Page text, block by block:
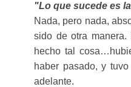
"Lo que sucede es
Nada, pero nada,
sido de otra manera.
hecho tal
haber pasado, y
adelante.